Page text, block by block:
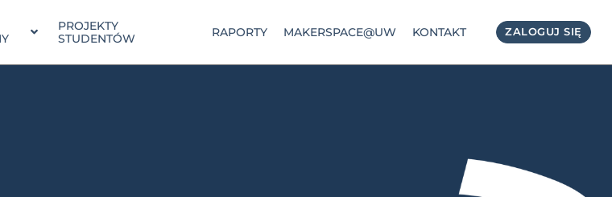
PROJEKTY
STUDENTÓW
RAPORTY MAKERSPACE@UW KONTAKT ZALOGUJ SIĘ